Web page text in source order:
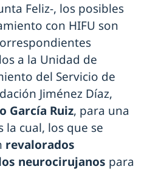
Feliz-, los posibles
con HIFU son
a la Unidad de
del Servicio de
Jiménez Díaz,
García Ruiz, para una
cual, los que se
revalorados
neurocirujanos para